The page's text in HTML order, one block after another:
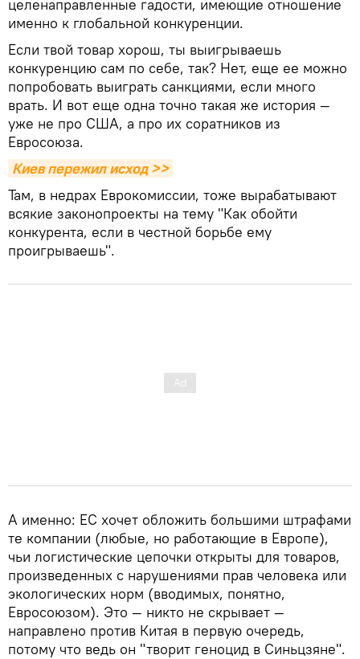
целенаправленные гадости, имеющие отношение
именно к глобальной конкуренции.
Если твой товар хорош, ты выигрываешь
конкуренцию сам по себе, так? Нет, еще ее можно
попробовать выиграть санкциями, если много
врать. И вот еще одна точно такая же история —
уже не про США, а про их соратников из
Евросоюза.
Киев пережил исход >>
Там, в недрах Еврокомиссии, тоже вырабатывают
всякие законопроекты на тему "Как обойти
конкурента, если в честной борьбе ему
проигрываешь".
А именно: ЕС хочет обложить большими штрафами
те компании (любые, но работающие в Европе),
чьи логистические цепочки открыты для товаров,
произведенных с нарушениями прав человека или
экологических норм (вводимых, понятно,
Евросоюзом). Это — никто не скрывает —
направлено против Китая в первую очередь,
потому что ведь он "творит геноцид в Синьцзяне".